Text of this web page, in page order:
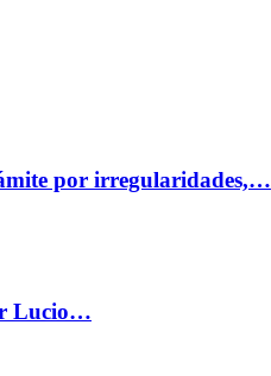
por irregularidades,…
Lucio…